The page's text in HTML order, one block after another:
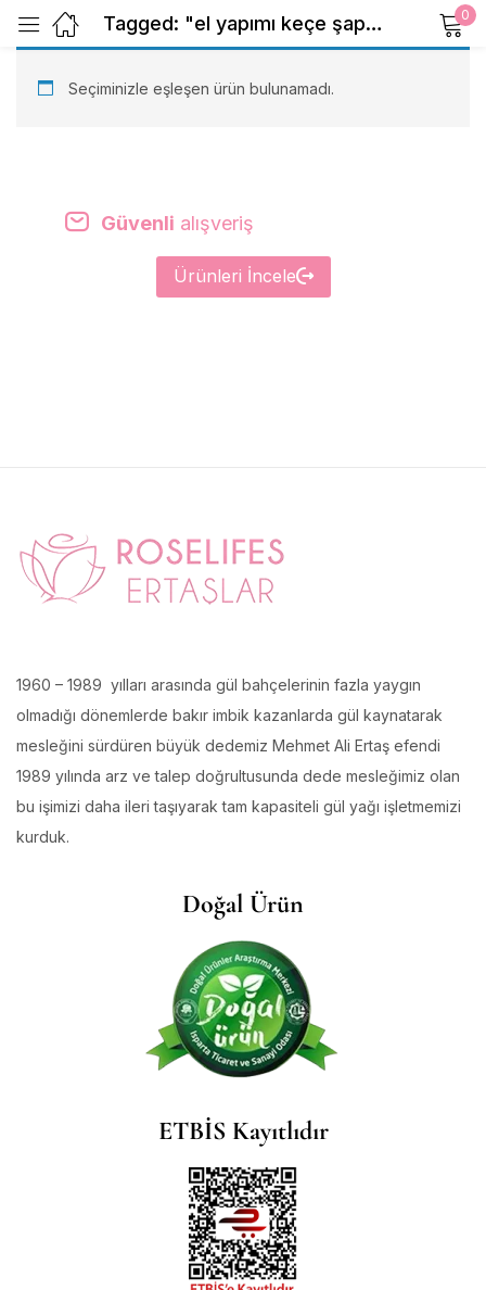
Tagged: "el yapımı keçe şapka" 0
Seçiminizle eşleşen ürün bulunamadı.
Güvenli alışveriş
Ürünleri İncele
1960 – 1989 yılları arasında gül bahçelerinin fazla yaygın
olmadığı dönemlerde bakır imbik kazanlarda gül kaynatarak
mesleğini sürdüren büyük dedemiz Mehmet Ali Ertaş efendi
1989 yılında arz ve talep doğrultusunda dede mesleğimiz olan
bu işimizi daha ileri taşıyarak tam kapasiteli gül yağı işletmemizi
kurduk.
Doğal Ürün
ETBİS Kayıtlıdır
Giriş Yap